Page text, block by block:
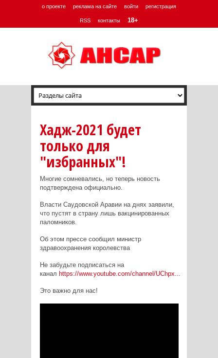
о проекте реклама на сайте войти регистрация
RSS контакты 18+
Хадж-2021 будет
только для
"избранных"!
Многие сомневались, но теперь новость
подтверждена официально.
Власти Саудовской Аравии на днях заявили,
что пустят в страну лишь вакцинированных
паломников.
Об этом прессе сообщил министр
здравоохранения королевства
Не забудьте подписаться на
канал https://www.youtube.com/channel/UChpx...
Это важно для нас!